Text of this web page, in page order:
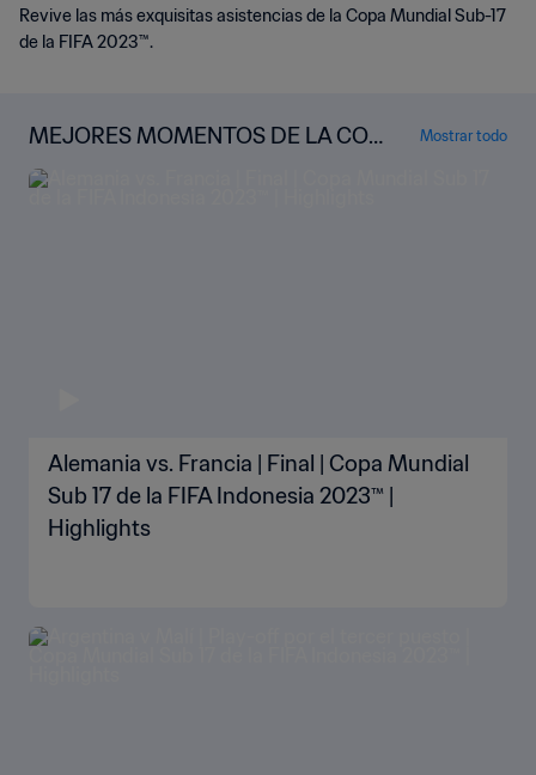
Revive las más exquisitas asistencias de la Copa Mundial Sub-17
de la FIFA 2023™.
MEJORES MOMENTOS DE LA COP
A MUNDIAL SUB 17 DE INDONESIA
2023™
Mostrar todo
Alemania vs. Francia | Final | Copa Mundial
Sub 17 de la FIFA Indonesia 2023™ |
Highlights